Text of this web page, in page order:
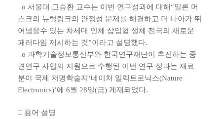
o 서울대 고승환 교수는 이번 연구성과에 대해“일론 머
스크의 뉴럴링크의 안정성 문제를 해결하고 더 나아가 뛰
어넘을수 있는 차세대 인체 삽입형 생체 전극의 새로운
패러다임 제시하는 것”이라고 설명했다.
o 과학기술정보통신부와 한국연구재단이 추진하는 중
견연구 사업의 지원으로 수행된 이번 연구 성과는 재료
분야 국제 저명학술지‘네이처 일렉트로닉스(Nature
Electronics)’에 6월 28일(금) 게재되었다.
□ 용어 설명